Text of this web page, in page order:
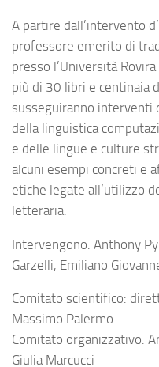
A partire dall’intervento
professore emerito di
presso l’Università
più di 30 libri e centinaia
susseguiranno interventi
della linguistica
e delle lingue e culture
alcuni esempi concreti e
etiche legate all’utilizzo
letteraria.
Intervengono: Anthony
Garzelli, Emiliano
Comitato scientifico:
Massimo Palermo
Comitato organizzativo:
Giulia Marcucci